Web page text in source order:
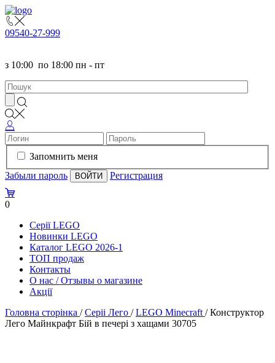
09540-27-999
з 10:00 по 18:00 пн - пт
Запомнить меня
Забыли пароль
Регистрация
0
Серії LEGO
Новинки LEGO
Каталог LEGO 2026-1
TOП продаж
Контакты
О нас / Отзывы о магазине
Акції
Головна сторінка /Серіі Лего /LEGO Minecraft /Конструктор
Лего Майнкрафт Бій в печері з хащами 30705